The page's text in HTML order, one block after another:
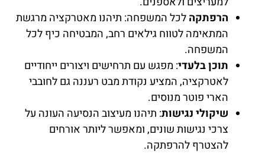
הרפתקהלכל המשפחה: תיהנו מאטרקציה מרגשת
המתאימה לטווח גילאים רחב, המבטיחה כיף לכל
המשפחה.
תוכן בלעדי: מפגש עם תרחישים ויצורים ייחודיים
לאטרקציה, המציע נקודת מבט רעננה גם לחובבי
הארי פוטר מנוסים.
שיקולי נגישות: תיהנו מעיצוב הנסיעה העונה על
צרכי נגישות שונים, ומאפשר ליותר אורחים
להצטרף להרפתקה.